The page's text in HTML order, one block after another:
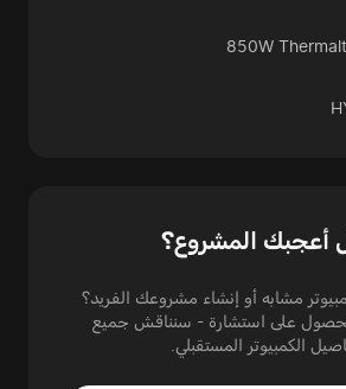
850W
أعجبك المشروع؟
مشابه أو إنشاء مشروعك الفريد؟
على استشارة - سنناقش جميع
الكمبيوتر المستقبلي.